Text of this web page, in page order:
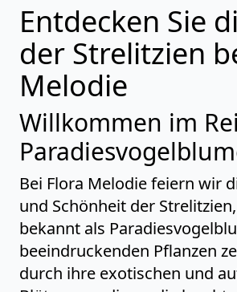
Entdecken Sie
der Strelitzien
Melodie
Willkommen im
Bei Flora Melodie feiern wir
und Schönheit der
bekannt als
beeindruckenden Pflanzen
durch ihre exotischen und